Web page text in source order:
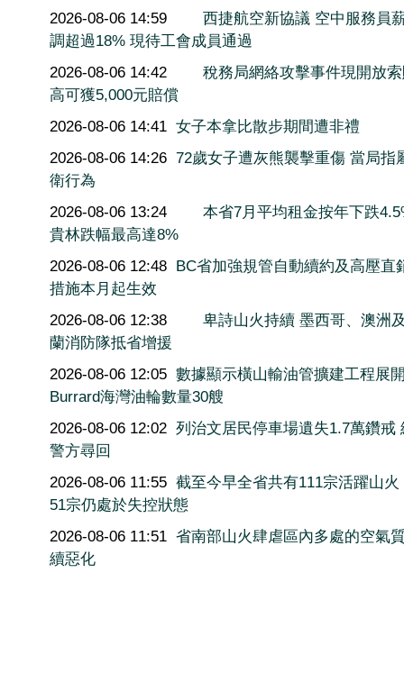
2026-08-06 14:59
西捷航空新協議 空中服務員
調超過18% 現待工會成員通過
2026-08-06 14:42
稅務局網絡攻擊事件現開放
高可獲5,000元賠償
2026-08-06 14:41 女子本拿比散步期間遭非禮
2026-08-06 14:26 72歲女子遭灰熊襲擊重傷 當局指
衛行為
2026-08-06 13:24
本省7月平均租金按年下跌
貴林跌幅最高達8%
2026-08-06 12:48 BC省加強規管自動續約及高壓直
措施本月起生效
2026-08-06 12:38
卑詩山火持續 墨西哥、澳洲
蘭消防隊抵省增援
2026-08-06 12:05 數據顯示橫山輸油管擴建工程展
Burrard海灣油輪數量30艘
2026-08-06 12:02 列治文居民停車場遺失1.7萬鑽戒
警方尋回
2026-08-06 11:55 截至今早全省共有111宗活躍山火
51宗仍處於失控狀態
2026-08-06 11:51 省南部山火肆虐區內多處的空氣
續惡化